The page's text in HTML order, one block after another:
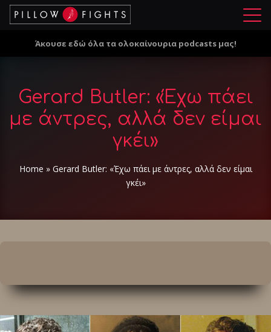
Μ
ο
Άκουσε εδώ όλα τα ολοκαίνουρια podcasts μας!
Gerard Butler: «Έχω πάει
με άντρες, αλλά δεν είμαι
γκέι»
Home » Gerard Butler: «Έχω πάει με άντρες, αλλά δεν είμαι
γκέι»